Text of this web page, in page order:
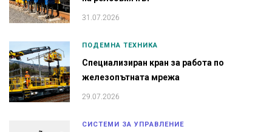
31.07.2026
ПОДЕМНА ТЕХНИКА
Специализиран кран за работа по
железопътната мрежа
29.07.2026
СИСТЕМИ ЗА УПРАВЛЕНИЕ